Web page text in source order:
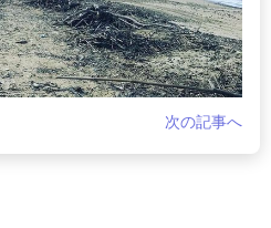
次の記事へ